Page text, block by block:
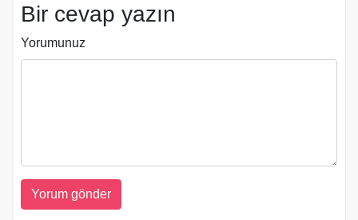
Bir cevap yazın
Yorumunuz